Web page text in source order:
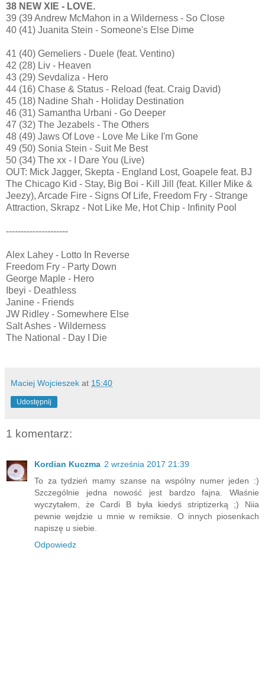
38 NEW XIE - LOVE.
39 (39 Andrew McMahon in a Wilderness - So Close
40 (41) Juanita Stein - Someone's Else Dime
41 (40) Gemeliers - Duele (feat. Ventino)
42 (28) Liv - Heaven
43 (29) Sevdaliza - Hero
44 (16) Chase & Status - Reload (feat. Craig David)
45 (18) Nadine Shah - Holiday Destination
46 (31) Samantha Urbani - Go Deeper
47 (32) The Jezabels - The Others
48 (49) Jaws Of Love - Love Me Like I'm Gone
49 (50) Sonia Stein - Suit Me Best
50 (34) The xx - I Dare You (Live)
OUT: Mick Jagger, Skepta - England Lost, Goapele feat. BJ
The Chicago Kid - Stay, Big Boi - Kill Jill (feat. Killer Mike &
Jeezy), Arcade Fire - Signs Of Life, Freedom Fry - Strange
Attraction, Skrapz - Not Like Me, Hot Chip - Infinity Pool
---------------------
Alex Lahey - Lotto In Reverse
Freedom Fry - Party Down
George Maple - Hero
Ibeyi - Deathless
Janine - Friends
JW Ridley - Somewhere Else
Salt Ashes - Wilderness
The National - Day I Die
Maciej Wojcieszek at 15:40
Udostępnij
1 komentarz:
Kordian Kuczma 2 września 2017 21:39
To za tydzień mamy szanse na wspólny numer jeden :)
Szczególnie jedna nowość jest bardzo fajna. Właśnie
wyczytałem, że Cardi B była kiedyś striptizerką ;) Niia
pewnie wejdzie u mnie w remiksie. O innych piosenkach
napiszę u siebie.
Odpowiedz